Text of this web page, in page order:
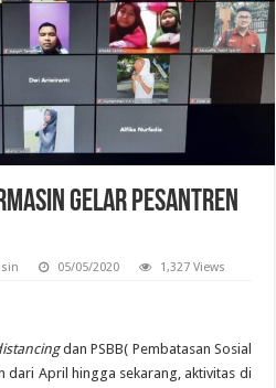
Gelar Pesantren
05/05/2020 1,327 Views
dan PSBB( Pembatasan Sosial
dari April hingga sekarang, aktivitas di